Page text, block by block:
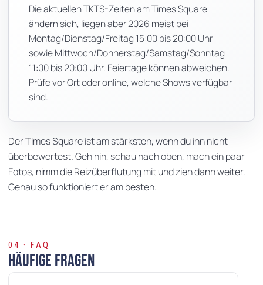
Die aktuellen TKTS-Zeiten am Times Square
ändern sich, liegen aber 2026 meist bei
Montag/Dienstag/Freitag 15:00 bis 20:00 Uhr
sowie Mittwoch/Donnerstag/Samstag/Sonntag
11:00 bis 20:00 Uhr. Feiertage können abweichen.
Prüfe vor Ort oder online, welche Shows verfügbar
sind.
Der Times Square ist am stärksten, wenn du ihn nicht
überbewertest. Geh hin, schau nach oben, mach ein paar
Fotos, nimm die Reizüberflutung mit und zieh dann weiter.
Genau so funktioniert er am besten.
04 · FAQ
Häufige Fragen